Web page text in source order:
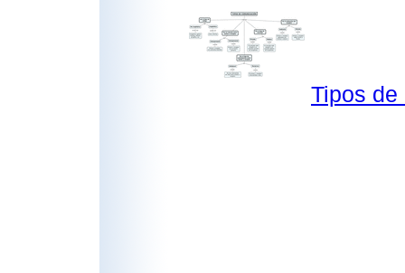
Tipos de